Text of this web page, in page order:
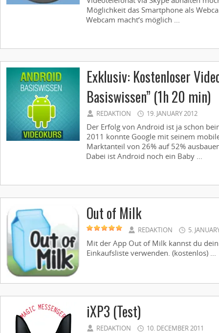
Möglichkeit das Smartphone als
Webcam macht‘s möglich ...
Exklusiv: Kostenloser
Basiswissen” (1h 20 min)
REDAKTION 19. JANUARY 2012
Der Erfolg von Android ist ja schon
2011 konnte Google mit seinem
Marktanteil von 26% auf 52%
Dabei ist Android noch ein Baby ...
Out of Milk
REDAKTION 5.
Mit der App Out of Milk kannst du
Einkaufsliste verwenden. (kostenlos) ...
iXP3 (Test)
REDAKTION 10. DECEMBER 2011